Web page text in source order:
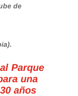
de
Parque
una
años